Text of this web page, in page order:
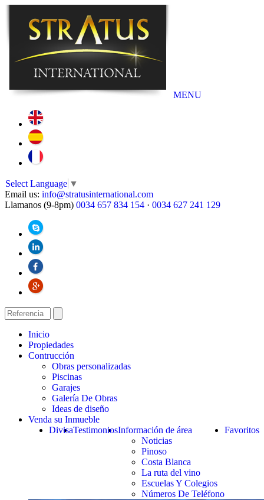
MENU
Select Language ▼
Email us: info@stratusinternational.com
Llamanos (9-8pm) 0034 657 834 154 · 0034 627 241 129
Inicio
Propiedades
Contrucción
Obras personalizadas
Piscinas
Garajes
Galería De Obras
Ideas de diseño
Venda su Inmueble
Favoritos
Información de área
Noticias
Pinoso
Costa Blanca
La ruta del vino
Escuelas Y Colegios
Números De Teléfono
Testimonios
Divisa